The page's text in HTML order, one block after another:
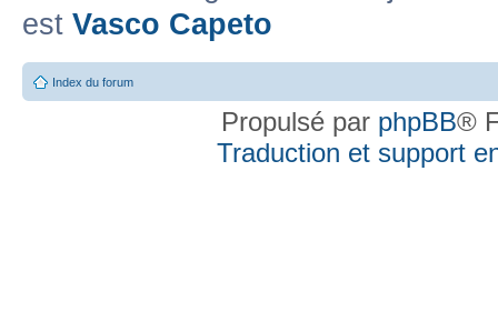
est Vasco Capeto
Index du forum
Propulsé par phpBB®
Traduction et support